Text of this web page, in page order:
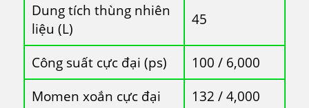
Dung tích thùng nhiên
liệu (L)
45
Công suất cực đại (ps)
100 / 6,000
Momen xoắn cực đại
132 / 4,000